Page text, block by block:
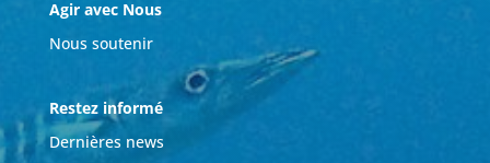
Agir avec Nous
Nous soutenir
Restez informé
Dernières news